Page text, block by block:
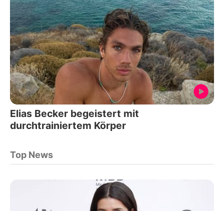
Elias Becker begeistert mit
durchtrainiertem Körper
Top News